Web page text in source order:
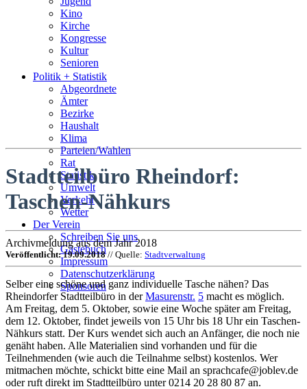
Kino
Kirche
Kongresse
Kultur
Senioren
Stadtführer
Straßen
Politik + Statistik
Abgeordnete
Ämter
Bezirke
Haushalt
Klima
Parteien/Wahlen
Rat
Statistik
Umwelt
Verkehr
Wetter
Der Verein
Schreiben Sie uns
Gästebuch
Impressum
Datenschutzerklärung
Sponsoren
Stadtteilbüro Rheindorf:
Taschen-Nähkurs
Archivmeldung aus dem Jahr 2018
Veröffentlicht: 19.09.2018// Quelle: Stadtverwaltung
Selber eine schöne und ganz individuelle Tasche nähen? Das
Rheindorfer Stadtteilbüro in derMasurenstr. 5 macht es möglich.
Am Freitag, dem 5. Oktober, sowie eine Woche später am Freitag,
dem 12. Oktober, findet jeweils von 15 Uhr bis 18 Uhr ein Taschen-
Nähkurs statt. Der Kurs wendet sich auch an Anfänger, die noch nie
genäht haben. Alle Materialien sind vorhanden und für die
Teilnehmenden (wie auch die Teilnahme selbst) kostenlos. Wer
mitmachen möchte, schickt bitte eine Mail an sprachcafe@joblev.de
oder ruft direkt im Stadtteilbüro unter 0214 20 28 80 87 an.